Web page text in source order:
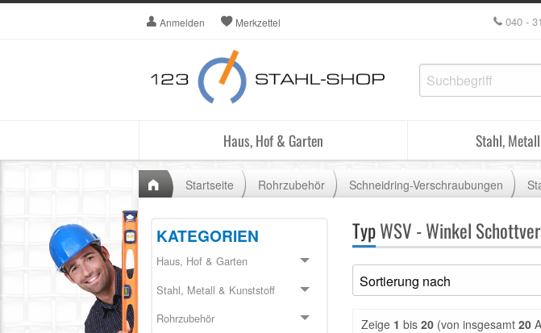
Anmelden Merkzettel 040 -
Haus, Hof & Garten Stahl,
Startseite Rohrzubehör Schneidring-Verschraubungen
KATEGORIEN
Haus, Hof & Garten
Stahl, Metall & Kunststoff
Rohrzubehör
TypWSV - Winkel
Zeige 1 bis 20 (von insgesamt 20